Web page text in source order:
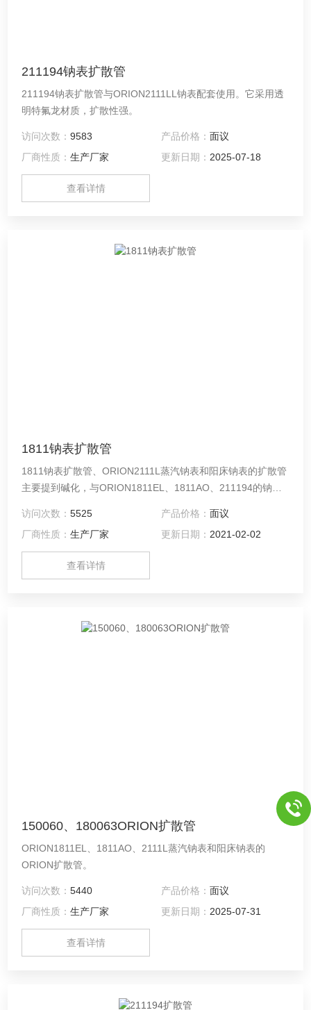
211194钠表扩散管
211194钠表扩散管与ORION2111LL钠表配套使用。它采用透
明特氟龙材质，扩散性强。
访问次数：9583 产品价格： 面议
厂商性质：生产厂家 更新日期： 2025-07-18
查看详情
1811钠表扩散管
1811钠表扩散管、ORION2111L蒸汽钠表和阳床钠表的扩散管
主要提到碱化，与ORION1811EL、1811AO、211194的钠表
访问次数：5525 产品价格： 面议
厂商性质：生产厂家 更新日期： 2021-02-02
查看详情
150060、180063ORION扩散管
ORION1811EL、1811AO、2111L蒸汽钠表和阳床钠表的
ORION扩散管。
访问次数：5440 产品价格： 面议
厂商性质：生产厂家 更新日期： 2025-07-31
查看详情